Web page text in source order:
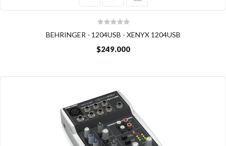
BEHRINGER - 1204USB - XENYX 1204USB
$249.000